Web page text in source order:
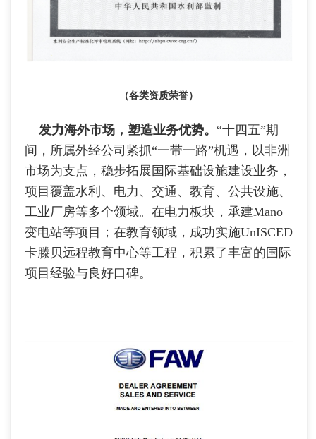
（各类资质荣誉）
发力海外市场，塑造业务优势。 “十四五”期
间，所属外经公司紧抓“一带一路”机遇，以非洲
市场为支点，稳步拓展国际基础设施建设业务，
项目覆盖水利、电力、交通、教育、公共设施、
工业厂房等多个领域。在电力板块，承建Mano
变电站等项目；在教育领域，成功实施UnISCED
卡滕贝远程教育中心等工程，积累了丰富的国际
项目经验与良好口碑。